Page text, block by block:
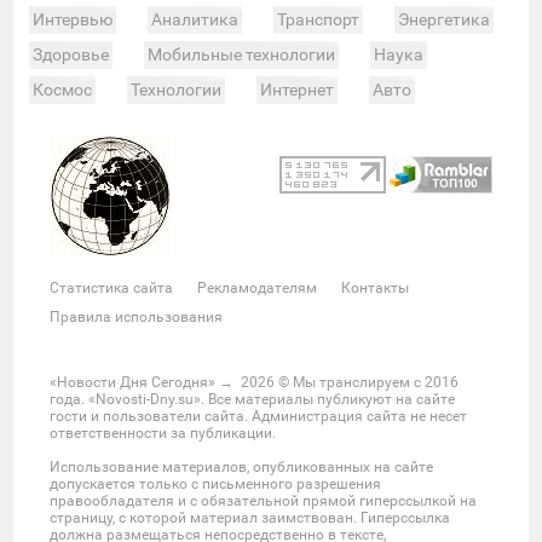
Интервью Аналитика Транспорт
Энергетика
Здоровье
Мобильные технологии
Наука
Космос
Технологии Интернет
Авто
Велоспорт
Покер Хоккей
Баскетбол
Мотор
Теннис Футбол
Фото и видео
Судьи
Статистика
Шоу-бизнес
Мнения
Общество Реформы
Законы
Власть
Мир Россия
Ростов-на-Дону
Нижний Новгород
Казань
Омск
Красноярск Новосибирс
Екатеринбург
Статистика сайта Рекламодателям
Контакты
Правила использования
«Новости Дня Сегодня» →2026 © Мы транслируем с 2016
года. «Novosti-Dny.su». Все материалы публикуют на сайте
гости и пользователи сайта. Администрация сайта не несет
ответственности за публикации.
Использование материалов, опубликованных на сайте
допускается только с письменного разрешения
правообладателя и с обязательной прямой гиперссылкой на
страницу, с которой материал заимствован. Гиперссылка
должна размещаться непосредственно в тексте,